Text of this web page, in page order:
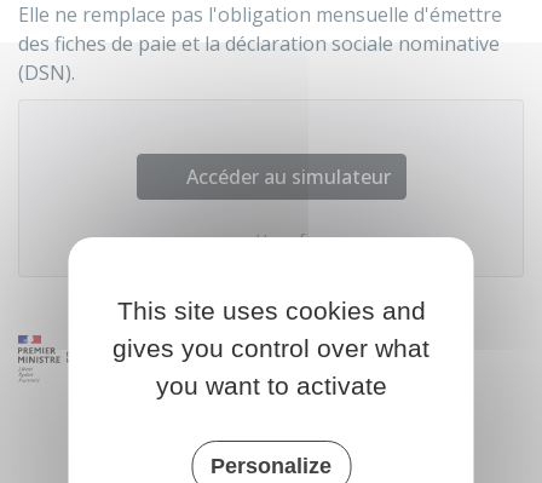
Elle ne remplace pas l'obligation mensuelle d'émettre
des fiches de paie et la déclaration sociale nominative
(DSN).
Accéder au simulateur
Urssaf
This site uses cookies and
gives you control over what
you want to activate
Personalize